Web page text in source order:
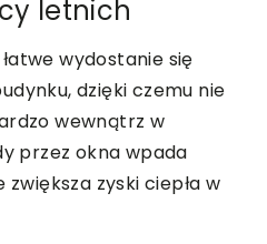
letnich
wydostanie się
dzięki czemu nie
wewnątrz w
przez okna wpada
zwiększa zyski ciepła w